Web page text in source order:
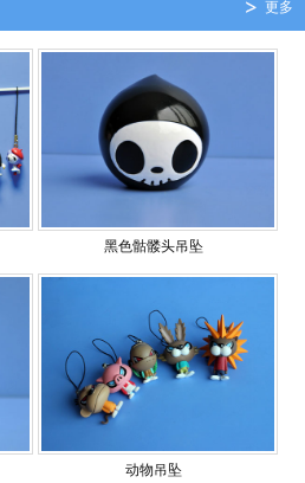
更多
黑色骷髅头吊坠
动物吊坠